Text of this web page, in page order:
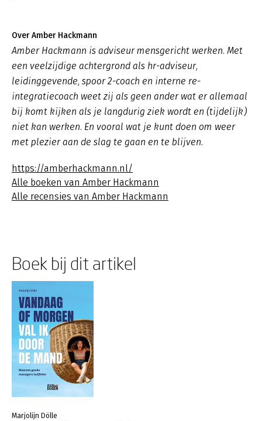
Over Amber Hackmann
Amber Hackmann is adviseur mensgericht werken. Met
een veelzijdige achtergrond als hr-adviseur,
leidinggevende, spoor 2-coach en interne re-
integratiecoach weet zij als geen ander wat er allemaal
bij komt kijken als je langdurig ziek wordt en (tijdelijk)
niet kan werken. En vooral wat je kunt doen om weer
met plezier aan de slag te gaan en te blijven.
https://amberhackmann.nl/
Alle boeken van Amber Hackmann
Alle recensies van Amber Hackmann
Boek bij dit artikel
Marjolijn Dölle